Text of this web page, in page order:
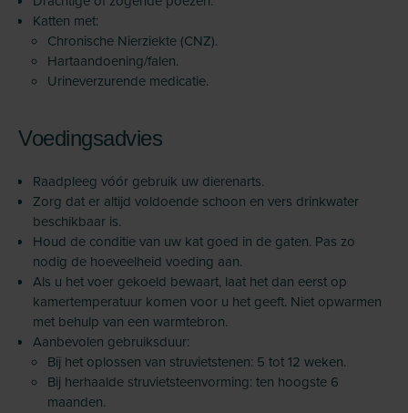
Katten met:
Chronische Nierziekte (CNZ).
Hartaandoening/falen.
Urineverzurende medicatie.
Voedingsadvies
Raadpleeg vóór gebruik uw dierenarts.
Zorg dat er altijd voldoende schoon en vers drinkwater
beschikbaar is.
Houd de conditie van uw kat goed in de gaten. Pas zo
nodig de hoeveelheid voeding aan.
Als u het voer gekoeld bewaart, laat het dan eerst op
kamertemperatuur komen voor u het geeft. Niet opwarmen
met behulp van een warmtebron.
Aanbevolen gebruiksduur:
Bij het oplossen van struvietstenen: 5 tot 12 weken.
Bij herhaalde struvietsteenvorming: ten hoogste 6
maanden.